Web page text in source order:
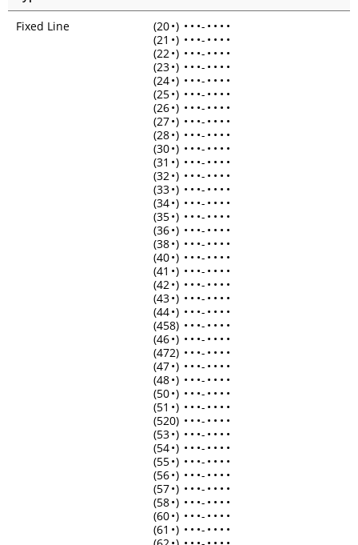
Fixed Line
(20•) • • •- • • • •
(21 •) • • •- • • • •
(22•) • • •- • • • •
(23•) • • •- • • • •
(24•) • • •- • • • •
(25•) • • •- • • • •
(26•) • • •- • • • •
(27•) • • •- • • • •
(28•) • • •- • • • •
(30•) • • •- • • • •
(31 •) • • •- • • • •
(32•) • • •- • • • •
(33•) • • •- • • • •
(34•) • • •- • • • •
(35•) • • •- • • • •
(36•) • • •- • • • •
(38•) • • •- • • • •
(40•) • • •- • • • •
(41 •) • • •- • • • •
(42•) • • •- • • • •
(43•) • • •- • • • •
(44•) • • •- • • • •
(458) • • •- • • • •
(46•) • • •- • • • •
(472) • • •- • • • •
(47•) • • •- • • • •
(48•) • • •- • • • •
(50•) • • •- • • • •
(51 •) • • •- • • • •
(520) • • •- • • • •
(53•) • • •- • • • •
(54•) • • •- • • • •
(55•) • • •- • • • •
(56•) • • •- • • • •
(57•) • • •- • • • •
(58•) • • •- • • • •
(60•) • • •- • • • •
(61 •) • • •- • • • •